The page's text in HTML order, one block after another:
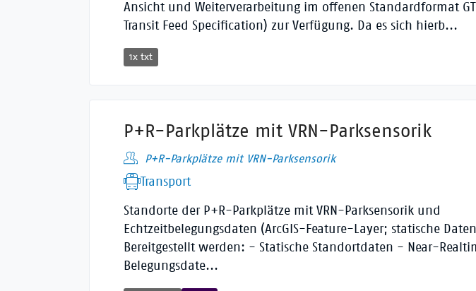
Ansicht und Weiterverarbeitung im offenen Standardformat
Transit Feed Specification) zur Verfügung. Da es sich hierb...
1x txt
P+R-Parkplätze mit VRN-Parksensorik
P+R-Parkplätze mit VRN-Parksensorik
Transport
Standorte der P+R-Parkplätze mit VRN-Parksensorik und
Echtzeitbelegungsdaten (ArcGIS-Feature-Layer; statische
Bereitgestellt werden: - Statische Standortdaten - Near-
Belegungsdate...